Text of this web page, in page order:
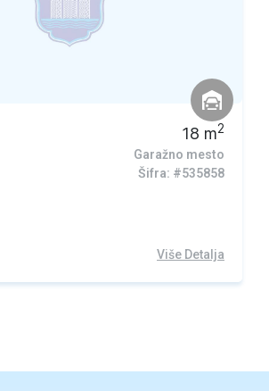
18 m2
Garažno mesto
Šifra: #535858
Više Detalja